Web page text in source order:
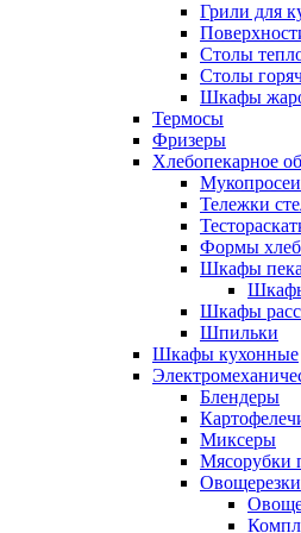
Грили для
Столы
Столы
Шкафы
Термосы
Фризеры
Хлебопекарное
Тележки
Формы
Шкафы
Шкафы
Шпильки
Шкафы кухонные
Блендеры
Миксеры
Мясорубки
Овощерезки